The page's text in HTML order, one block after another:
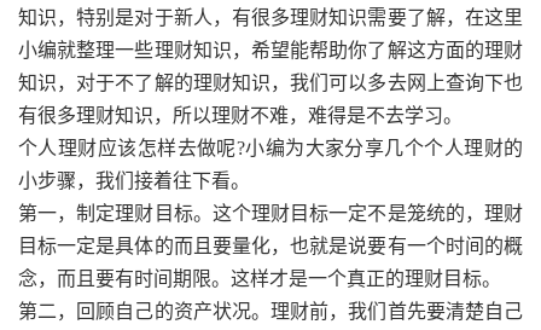
知识，特别是对于新人，有很多理财知识需要了解，在这里
小编就整理一些理财知识，希望能帮助你了解这方面的理财
知识，对于不了解的理财知识，我们可以多去网上查询下也
有很多理财知识，所以理财不难，难得是不去学习。
个人理财应该怎样去做呢?小编为大家分享几个个人理财的
小步骤，我们接着往下看。
第一，制定理财目标。这个理财目标一定不是笼统的，理财
目标一定是具体的而且要量化，也就是说要有一个时间的概
念，而且要有时间期限。这样才是一个真正的理财目标。
第二，回顾自己的资产状况。理财前，我们首先要清楚自己